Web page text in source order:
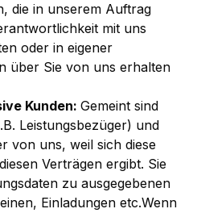
die in unserem Auftrag
mit uns
oder in eigener
über Sie von uns erhalten
Kunden: Gemeint sind
Leistungsbezüger) und
von uns, weil sich diese
Verträgen ergibt. Sie
zu ausgegebenen
Einladungen etc.Wenn